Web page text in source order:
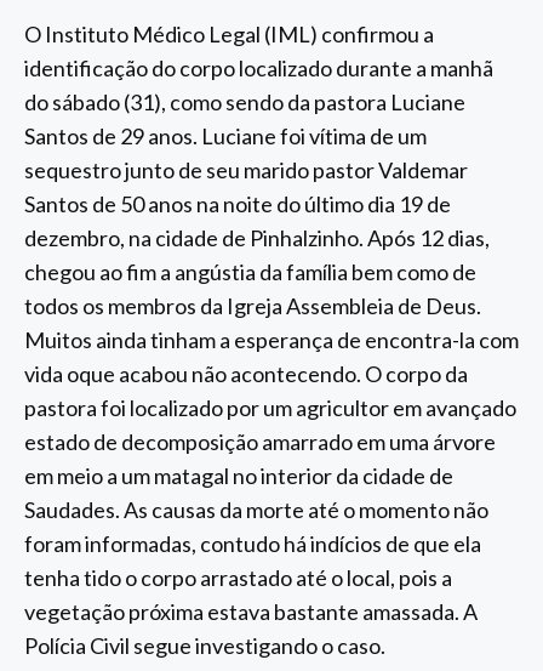
O Instituto Médico Legal (IML) confirmou a
identificação do corpo localizado durante a manhã
do sábado (31), como sendo da pastora Luciane
Santos de 29 anos. Luciane foi vítima de um
sequestro junto de seu marido pastor Valdemar
Santos de 50 anos na noite do último dia 19 de
dezembro, na cidade de Pinhalzinho. Após 12 dias,
chegou ao fim a angústia da família bem como de
todos os membros da Igreja Assembleia de Deus.
Muitos ainda tinham a esperança de encontra-la com
vida oque acabou não acontecendo. O corpo da
pastora foi localizado por um agricultor em avançado
estado de decomposição amarrado em uma árvore
em meio a um matagal no interior da cidade de
Saudades. As causas da morte até o momento não
foram informadas, contudo há indícios de que ela
tenha tido o corpo arrastado até o local, pois a
vegetação próxima estava bastante amassada. A
Polícia Civil segue investigando o caso.